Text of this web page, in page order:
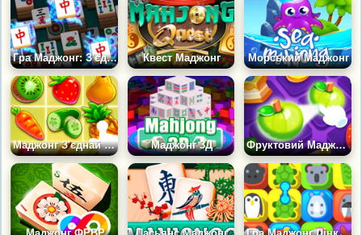
Гра Маджонг: З'єднай парами Квест Маджонг Морський Маджонг
Маджонг З'єднай Фрукти Маджонг 3Д Фруктовий Маджонг 2